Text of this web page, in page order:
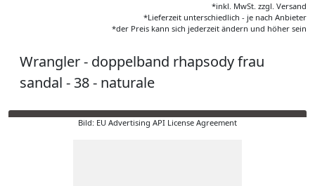
*inkl. MwSt. zzgl. Versand
*Lieferzeit unterschiedlich - je nach Anbieter
*der Preis kann sich jederzeit ändern und höher sein
Wrangler - doppelband rhapsody frau
sandal - 38 - naturale
Bild: EU Advertising API License Agreement